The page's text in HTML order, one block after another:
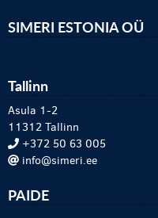
SIMERI ESTONIA OÜ
Tallinn
Asula 1-2
11312 Tallinn
+372 50 63 005
info@simeri.ee
PAIDE